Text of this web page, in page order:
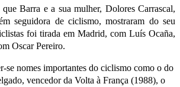
Barra e a sua mulher, Dolores Carrascal,
seguidora de ciclismo, mostraram do seu
foi tirada em Madrid, com Luís Ocaña,
Oscar Pereiro.
se nomes importantes do ciclismo como o do
vencedor da Volta à França (1988), o